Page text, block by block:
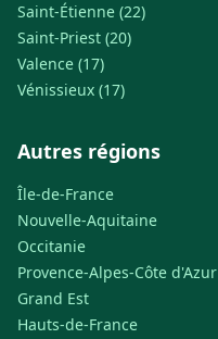
Saint-Étienne (22)
Saint-Priest (20)
Valence (17)
Vénissieux (17)
Autres régions
Île-de-France
Nouvelle-Aquitaine
Occitanie
Provence-Alpes-Côte d'Azur
Grand Est
Hauts-de-France